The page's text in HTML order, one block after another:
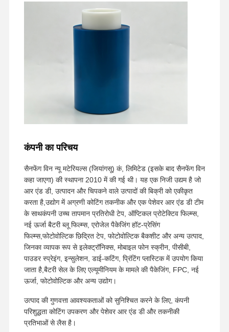
कंपनी का परिचय
सैनफेंग विन न्यू मटेरियल्स (जियांगसू) कं, लिमिटेड (इसके बाद सैनफेंग विन
कहा जाएगा) की स्थापना 2010 में की गई थी। यह एक निजी उद्यम है जो
आर एंड डी, उत्पादन और चिपकने वाले उत्पादों की बिक्री को एकीकृत
करता है,उद्योग में अग्रणी कोटिंग तकनीक और एक पेशेवर आर एंड डी टीम
के साथकंपनी उच्च तापमान प्रतिरोधी टेप, ऑप्टिकल प्रोटेक्टिव फिल्म्स,
नई ऊर्जा बैटरी ब्लू फिल्म्स, एरोजेल पैकेजिंग हॉट-प्रेसिंग
फिल्म्स,फोटोवोल्टिक छिद्रित टेप, फोटोवोल्टिक बैकशीट और अन्य उत्पाद,
जिनका व्यापक रूप से इलेक्ट्रॉनिक्स, मोबाइल फोन स्क्रीन, पीसीबी,
पाउडर स्प्रेइंग, इन्सुलेशन, डाई-कटिंग, प्रिंटिंग प्लास्टिक में उपयोग किया
जाता है,बैटरी सेल के लिए एल्यूमीनियम के मामले की पैकेजिंग, FPC, नई
ऊर्जा, फोटोवोल्टिक और अन्य उद्योग।
उत्पाद की गुणवत्ता आवश्यकताओं को सुनिश्चित करने के लिए, कंपनी
परिशुद्धता कोटिंग उपकरण और पेशेवर आर एंड डी और तकनीकी
प्रतिभाओं से लैस है।